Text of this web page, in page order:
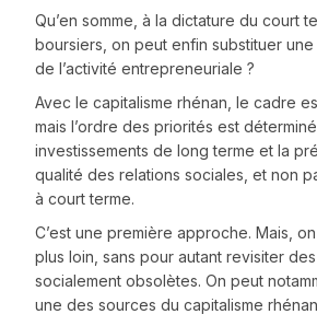
Qu’en somme, à la dictature du court
boursiers, on peut enfin substituer
de l’activité entrepreneuriale ?
Avec le capitalisme rhénan, le cadre
mais l’ordre des priorités est
investissements de long terme et la
qualité des relations sociales, et non
à court terme.
C’est une première approche. Mais,
plus loin, sans pour autant revisiter
socialement obsolètes. On peut
une des sources du capitalisme